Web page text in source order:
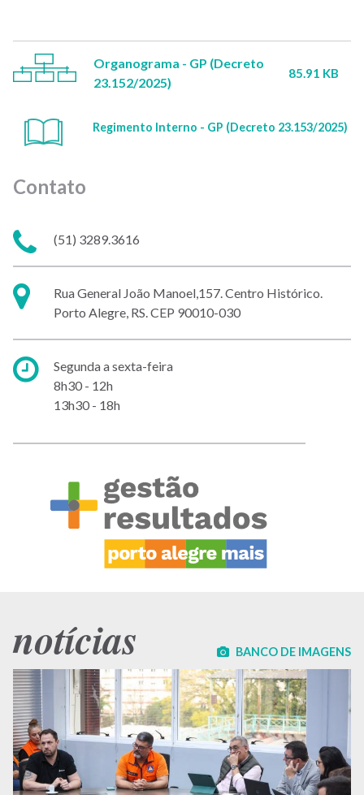
Organograma - GP (Decreto
23.152/2025)
85.91 KB
Regimento Interno - GP (Decreto 23.153/2025)
Contato
Telefone:
(51) 3289.3616
Endereço:
Rua General João Manoel,157. Centro Histórico.
Porto Alegre, RS. CEP 90010-030
Horário
de
atendimento:
Segunda a sexta-feira
8h30 - 12h
13h30 - 18h
notícias BANCO DE IMAGENS